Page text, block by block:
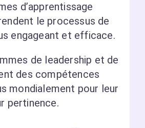
d’apprentissage
le processus de
engageant et efficace.
de leadership et de
des compétences
mondialement pour leur
pertinence.